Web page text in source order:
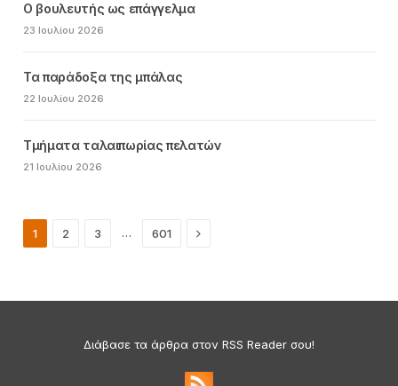
Ο βουλευτής ως επάγγελμα
23 Ιουλίου 2026
Τα παράδοξα της μπάλας
22 Ιουλίου 2026
Τμήματα ταλαιπωρίας πελατών
21 Ιουλίου 2026
1 2 3 … 601 Next
Διάβασε τα άρθρα στον RSS Reader σου!